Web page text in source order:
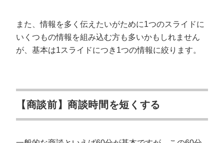
また、情報を多く伝えたいがために1つのスライドに
いくつもの情報を組み込む方も多いかもしれません
が、基本は1スライドにつき1つの情報に絞ります。
【商談前】商談時間を短くする